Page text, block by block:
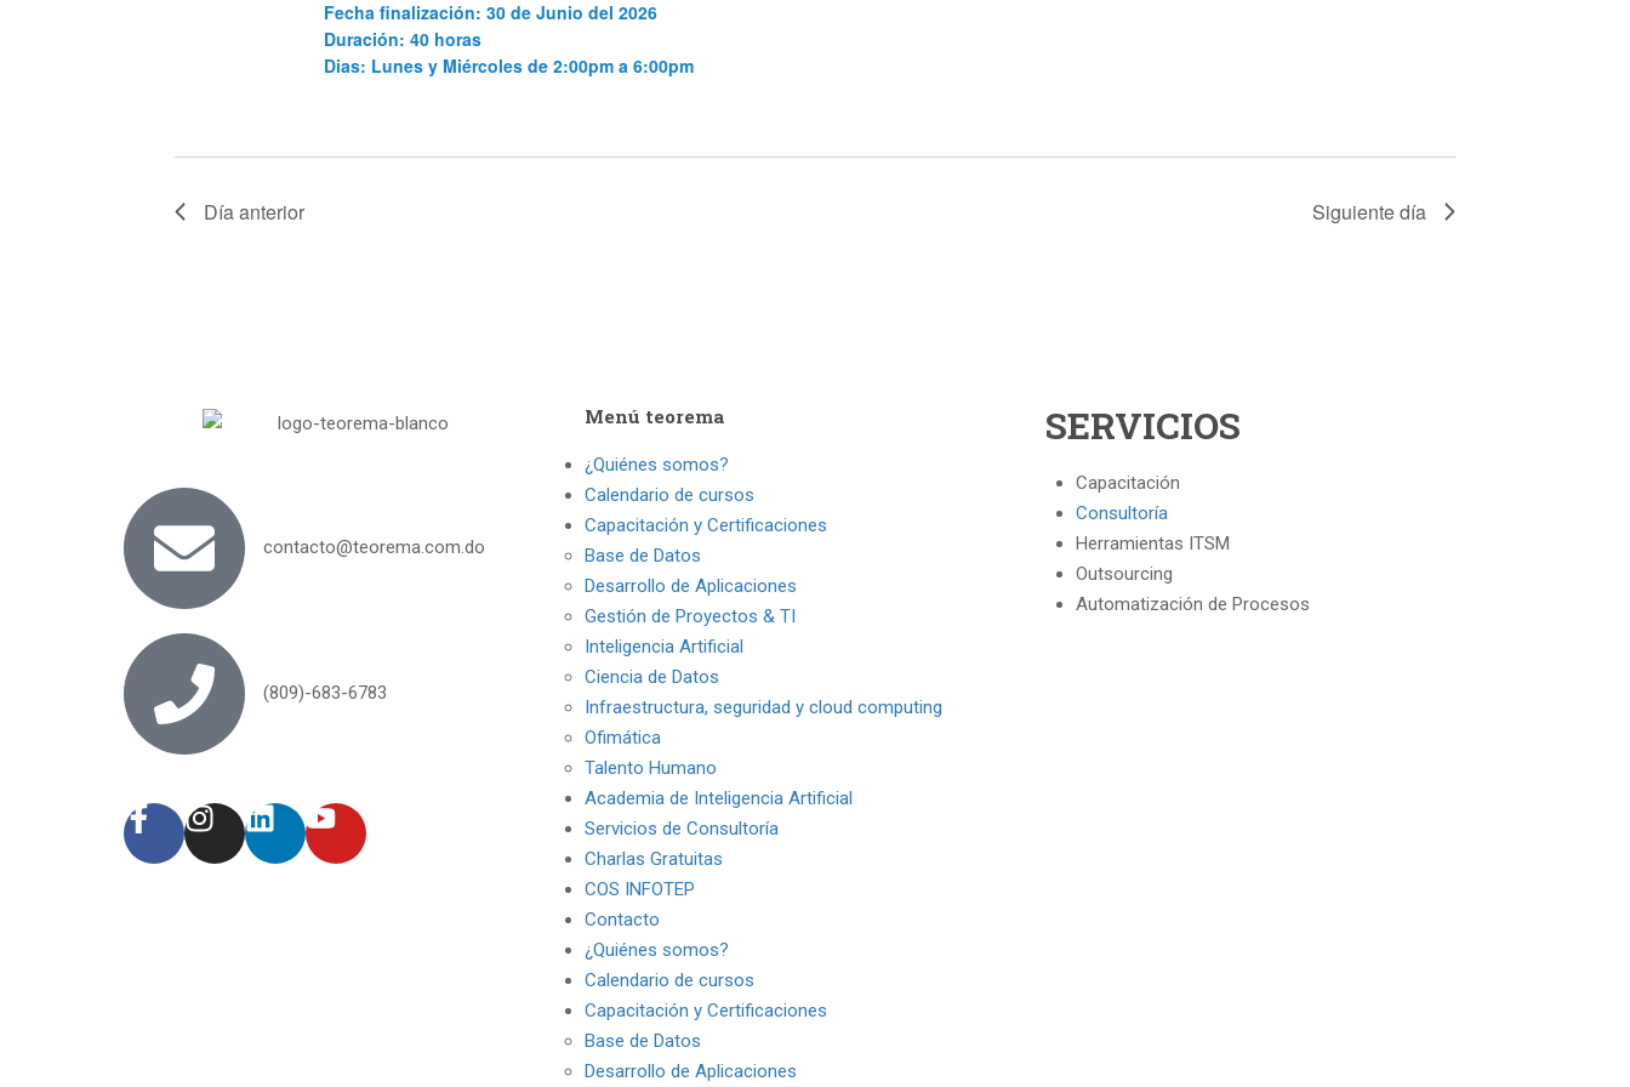
Fecha finalización: 30 de Junio del 2026
Duración: 40 horas
Dias: Lunes y Miércoles de 2:00pm a 6:00pm
Día anterior Siguiente día
contacto@teorema.com.do
(809)-683-6783
Menú teorema
¿Quiénes somos?
Calendario de cursos
Capacitación y Certificaciones
Base de Datos
Desarrollo de Aplicaciones
Gestión de Proyectos & TI
Inteligencia Artificial
Ciencia de Datos
Infraestructura, seguridad y cloud computing
Ofimática
Talento Humano
Academia de Inteligencia Artificial
Servicios de Consultoría
Charlas Gratuitas
COS INFOTEP
Contacto
¿Quiénes somos?
Calendario de cursos
Capacitación y Certificaciones
Base de Datos
Desarrollo de Aplicaciones
SERVICIOS
Capacitación
Consultoría
Herramientas ITSM
Outsourcing
Automatización de Procesos